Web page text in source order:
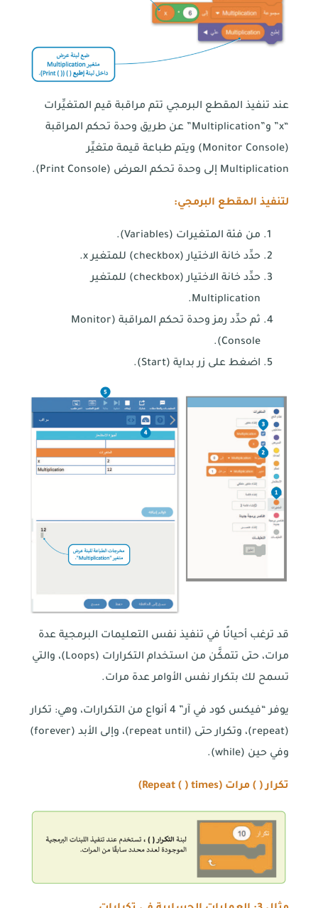
عند تنفيذ المقطع البرمجي تتم مراقبة قيم المتغيِّرات
“x” و”Multiplication” عن طريق وحدة تحكم المراقبة
(Monitor Console) ويتم طباعة قيمة متغيِّر
Multiplication إلى وحدة تحكم العرض (Print Console).
لتنفيذ المقطع البرمجي:
من فئة المتغيرات (Variables).
حدِّد خانة الاختيار (checkbox) للمتغير x.
حدِّد خانة الاختيار (checkbox) للمتغير
Multiplication.
ثم حدِّد رمز وحدة تحكم المراقبة (Monitor
Console).
اضغط على زر بداية (Start).
قد ترغب أحيانًا في تنفيذ نفس التعليمات البرمجية عدة
مرات، حتى تتمكَّن من استخدام التكرارات (Loops)، والتي
تسمح لك بتكرار نفس الأوامر عدة مرات.
يوفر “فيكس كود في آر” 4 أنواع من التكرارات، وهي: تكرار
(repeat)، وتكرار حتى (repeat until)، وإلى الأبد (forever)
وفي حين (while).
تكرار ( ) مرات (Repeat ( ) times
)